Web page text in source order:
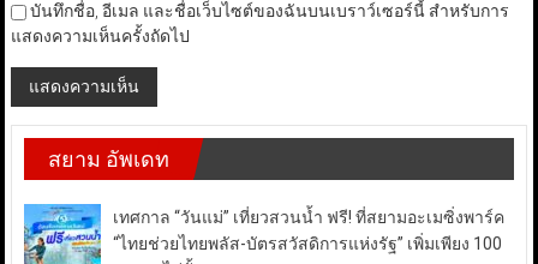
บันทึกชื่อ, อีเมล และชื่อเว็บไซต์ของฉันบนเบราว์เซอร์นี้ สำหรับการ
แสดงความเห็นครั้งถัดไป
สยาม อัพเดท
เทศกาล “วันแม่” เที่ยวสวนน้ำ ฟรี! ที่สยามอะเมซิ่งพาร์ค
“ไทยช่วยไทยพลัส-บัตรสวัสดิการแห่งรัฐ” เพิ่มเพียง 100